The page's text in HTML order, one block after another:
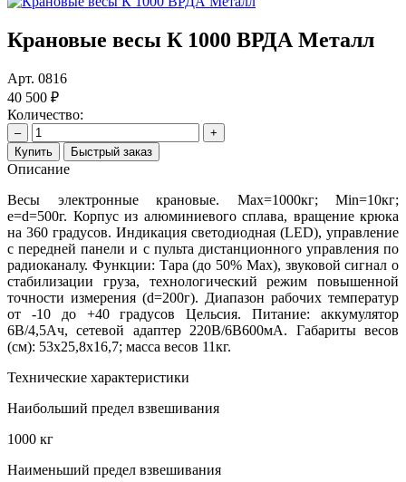
Крановые весы К 1000 ВРДА Металл
Арт. 0816
40 500 ₽
Количество:
–
+
Купить
Быстрый заказ
Описание
Весы электронные крановые. Мах=1000кг; Min=10кг;
e=d=500г. Корпус из алюминиевого сплава, вращение крюка
на 360 градусов. Индикация светодиодная (LED), управление
с передней панели и с пульта дистанционного управления по
радиоканалу. Функции: Тара (до 50% Мах), звуковой сигнал о
стабилизации груза, технологический режим повышенной
точности измерения (d=200г). Диапазон рабочих температур
от -10 до +40 градусов Цельсия. Питание: аккумулятор
6В/4,5Ач, сетевой адаптер 220В/6В600мА. Габариты весов
(см): 53х25,8х16,7; масса весов 11кг.
Технические характеристики
Наибольший предел взвешивания
1000 кг
Наименьший предел взвешивания